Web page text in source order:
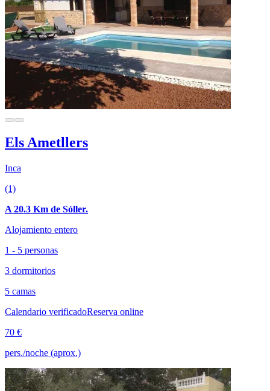
Els Ametllers
Inca
(1)
A 20.3 Km de Sóller.
Alojamiento entero
1 - 5 personas
3 dormitorios
5 camas
Calendario verificadoReserva online
70 €
pers./noche (aprox.)